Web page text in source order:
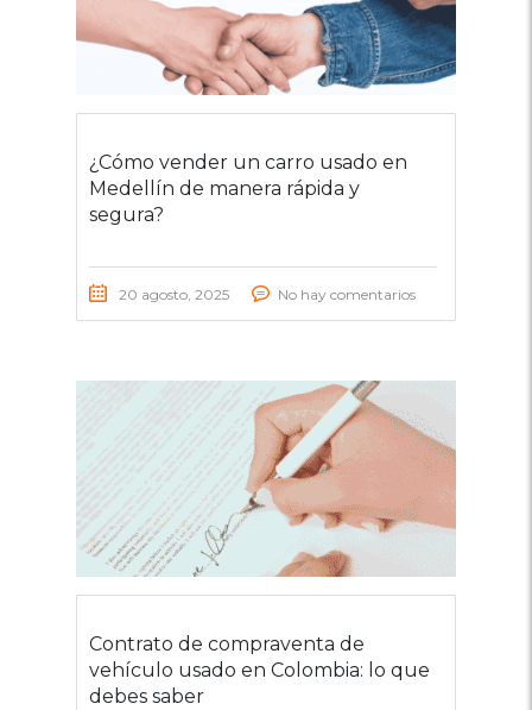
¿Cómo vender un carro usado en
Medellín de manera rápida y
segura?
20 agosto, 2025 No hay comentarios
Contrato de compraventa de
vehículo usado en Colombia: lo que
debes saber